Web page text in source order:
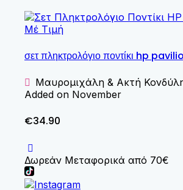
Μέ Τιμή
σετ πληκτρολόγιο ποντίκι hp
Μαυρομιχάλη & Ακτή
Added on November
€34.90
Δωρεάν Μεταφορικά από 70€